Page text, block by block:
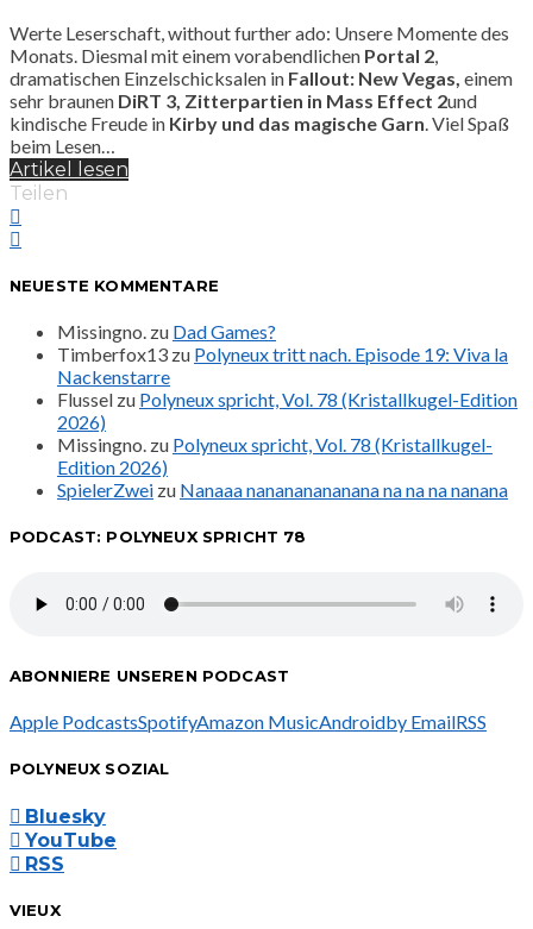
Werte Leserschaft, without further ado: Unsere Momente des
Monats. Diesmal mit einem vorabendlichen Portal 2,
dramatischen Einzelschicksalen in Fallout: New Vegas, einem
sehr braunen DiRT 3, Zitterpartien in Mass Effect 2und
kindische Freude in Kirby und das magische Garn. Viel Spaß
beim Lesen…
Artikel lesen
Teilen
NEUESTE KOMMENTARE
Missingno. zu Dad Games?
Timberfox13 zu Polyneux tritt nach. Episode 19: Viva la
Nackenstarre
Flussel zu Polyneux spricht, Vol. 78 (Kristallkugel-Edition
2026)
Missingno. zu Polyneux spricht, Vol. 78 (Kristallkugel-
Edition 2026)
SpielerZwei zu Nanaaa nanananananana na na na nanana
PODCAST: POLYNEUX SPRICHT 78
ABONNIERE UNSEREN PODCAST
Apple PodcastsSpotifyAmazon MusicAndroidby EmailRSS
POLYNEUX SOZIAL
Bluesky
YouTube
RSS
VIEUX